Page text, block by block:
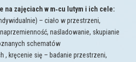
na zajęciach w m‑cu lutym i ich cele:
– ciało w przestrzeni,
naśladowanie, skupianie
schematów
, kręcenie się – badanie przestrzeni,